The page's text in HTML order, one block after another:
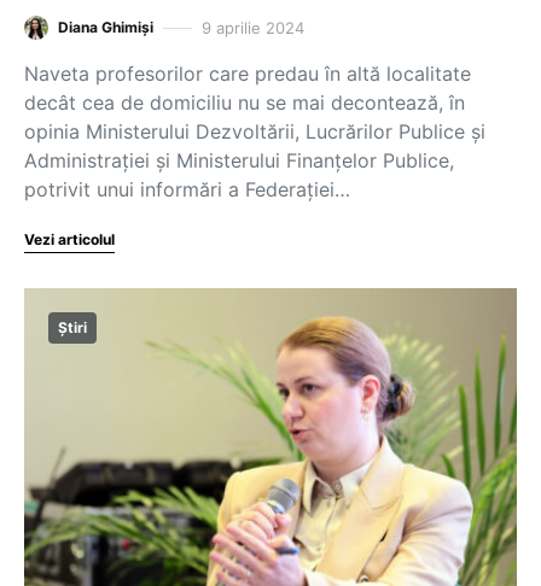
Diana Ghimiși 9 aprilie 2024
Naveta profesorilor care predau în altă localitate
decât cea de domiciliu nu se mai decontează, în
opinia Ministerului Dezvoltării, Lucrărilor Publice și
Administrației și Ministerului Finanțelor Publice,
potrivit unui informări a Federației…
Vezi articolul
Știri